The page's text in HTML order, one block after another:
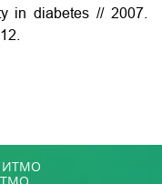
in diabetes // 2007.
ИТМО